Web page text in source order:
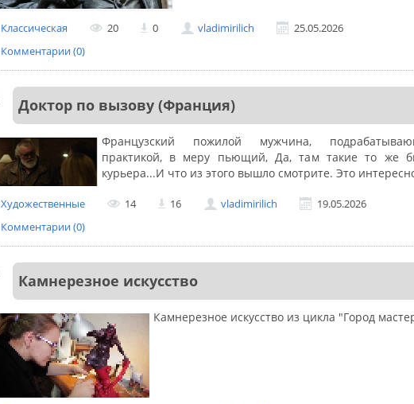
Классическая 20 0 vladimirilich
25.05.2026
Комментарии (0)
Доктор по вызову (Франция)
Французский пожилой мужчина,
практикой, в меру пьющий, Да, там такие то же
курьера...И что из этого вышло смотрите. Это
Художественные 14 16 vladimirilich
19.05.2026
Комментарии (0)
Камнерезное искусство
Камнерезное искусство из цикла "Город